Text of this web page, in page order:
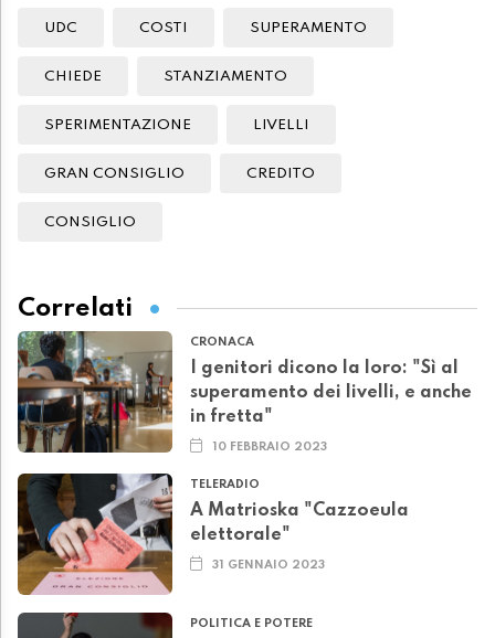
UDC COSTI SUPERAMENTO
CHIEDE STANZIAMENTO
SPERIMENTAZIONE LIVELLI
GRAN CONSIGLIO CREDITO
CONSIGLIO
Correlati
CRONACA
I genitori dicono la loro: "Sì al
superamento dei livelli, e anche
in fretta"
10 FEBBRAIO 2023
TELERADIO
A Matrioska "Cazzoeula
elettorale"
31 GENNAIO 2023
POLITICA E POTERE